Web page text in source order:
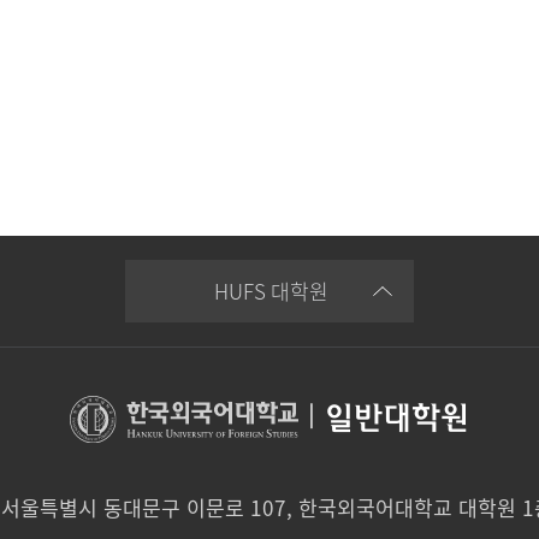
HUFS 대학원
| 일반대학원
울특별시 동대문구 이문로 107, 한국외국어대학교 대학원 1